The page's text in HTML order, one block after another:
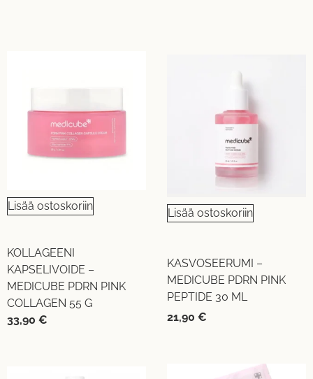
Lisää ostoskoriin
KOLLAGEENI
KAPSELIVOIDE –
MEDICUBE PDRN PINK
COLLAGEN 55 G
33,90 €
Lisää ostoskoriin
KASVOSEERUMI –
MEDICUBE PDRN PINK
PEPTIDE 30 ML
21,90 €